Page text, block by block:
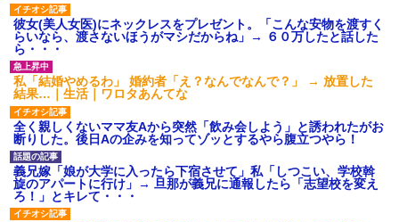
彼女(美人女医)にネックレスをプレゼント。「こんな安物を渡すく
らいなら、渡さないほうがマシだからね」→ ６０万したと話した
ら・・・
私「結婚やめるわ」 婚約者「え？なんでなんで？」 → 放置した
結果…｜生活｜ワロタあんてな
全く親しくないママ友Aから突然「飲み会しよう」と誘われたがお
断りした。後日Aの企みを知ってゾッとするやら腹立つやら！
義兄嫁「娘が大学に入ったら下宿させて」私「しつこい、学校斡
旋のアパートに行け」→ 旦那が義兄に通報したら「志望校を変え
ろ！」とキレて・・・